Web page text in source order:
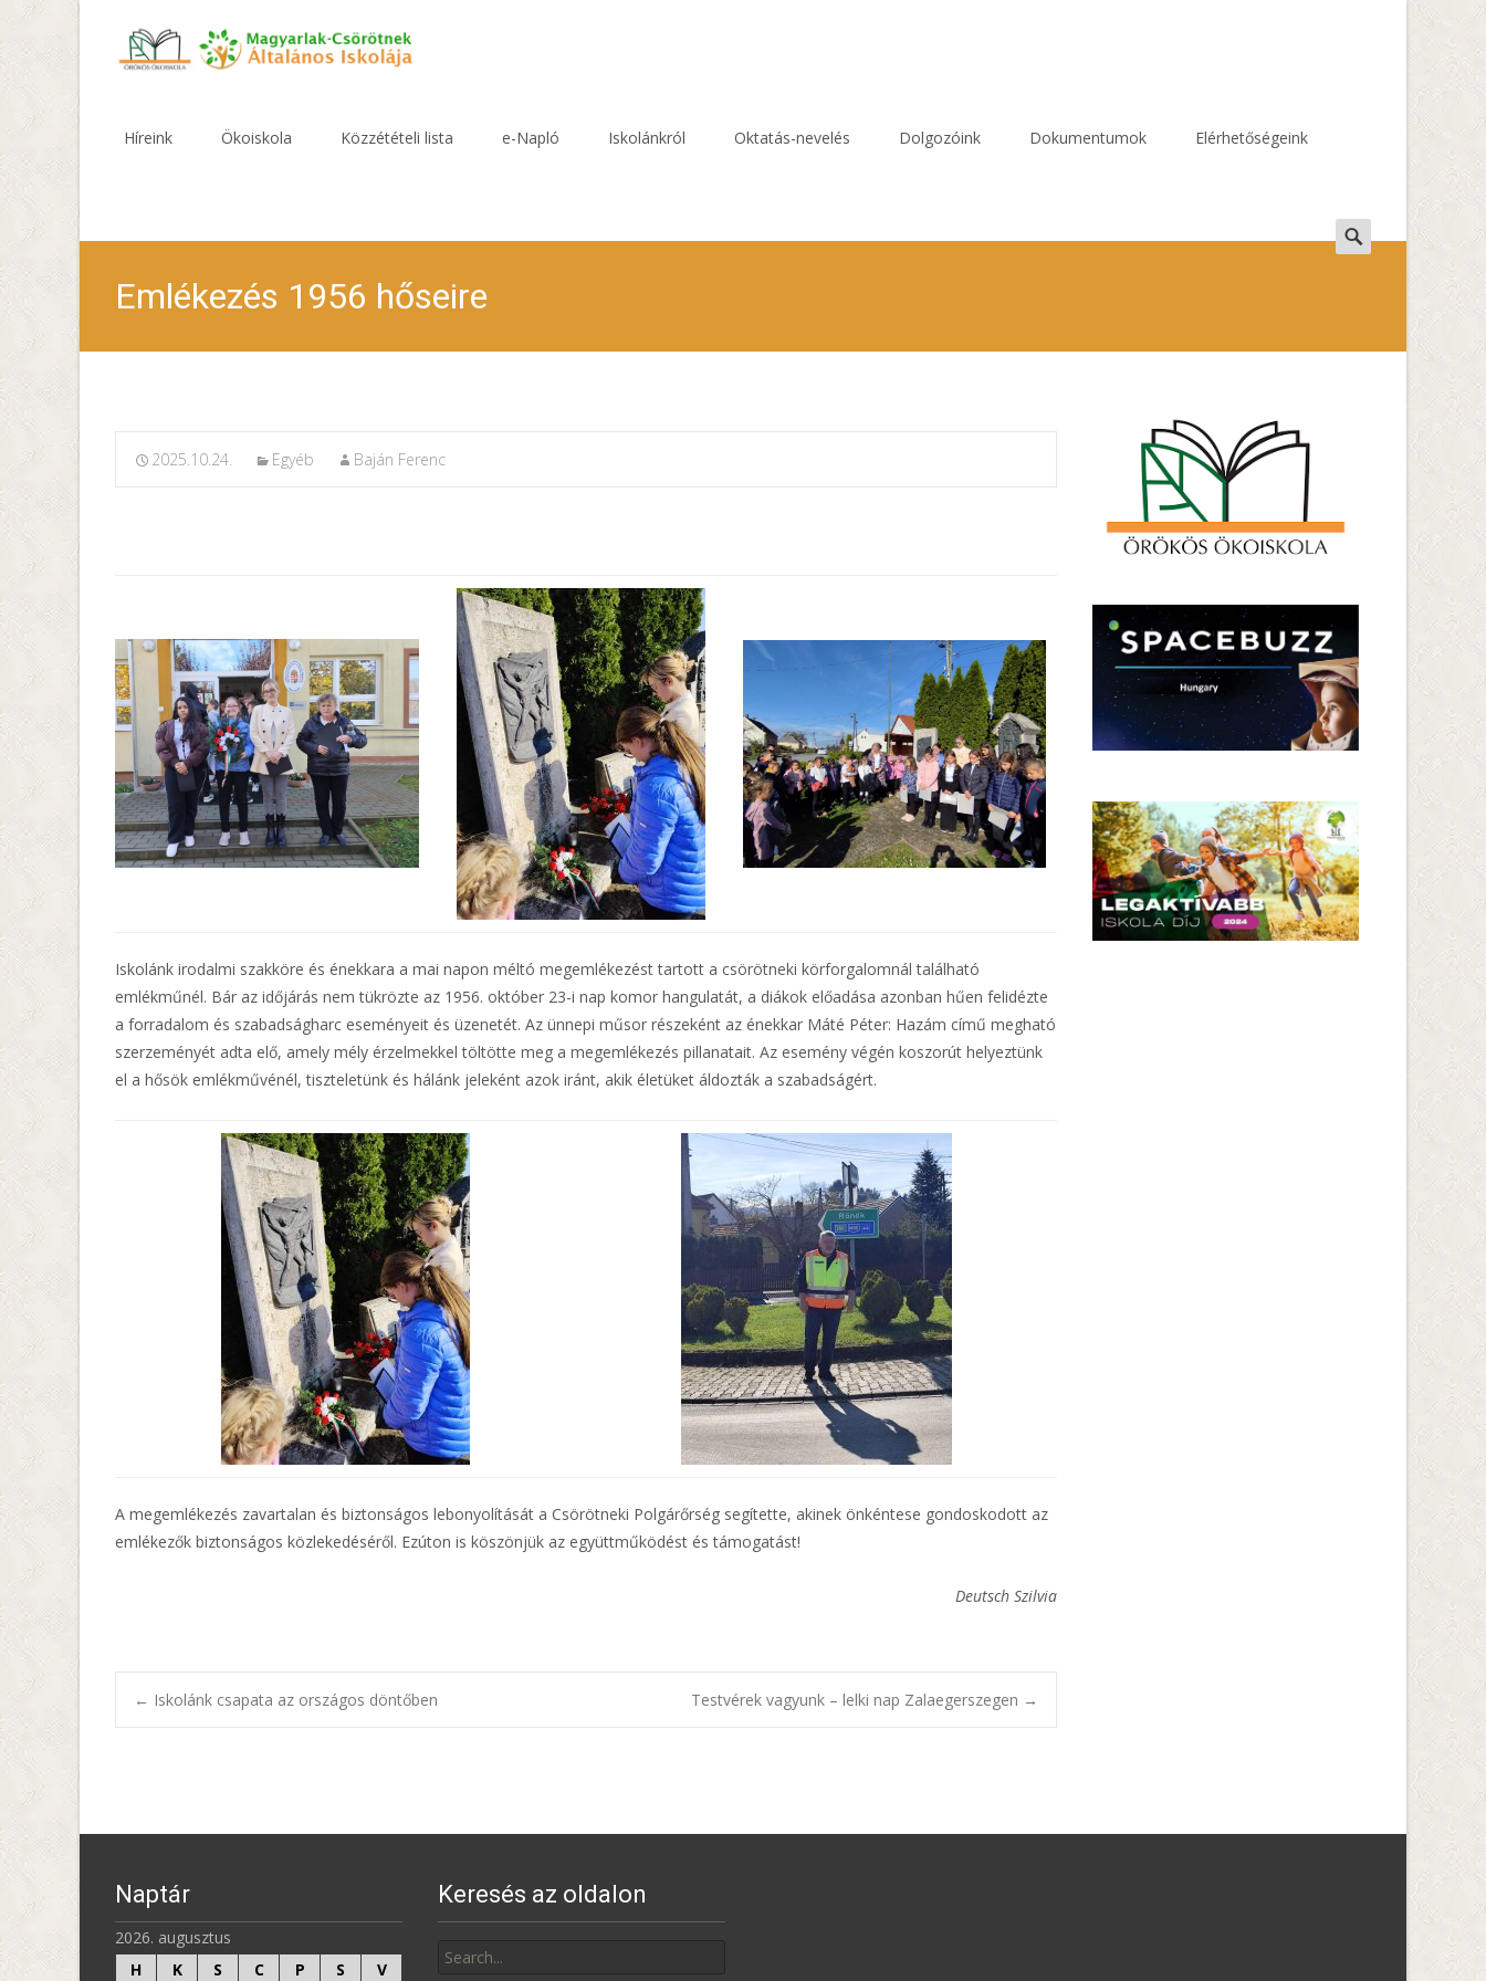
Híreink Ökoiskola Közzétételi lista e-Napló Iskolánkról Oktatás-nevelés Dolgozóink Dokumentumok Elérhetőségeink
Search
for:
Emlékezés 1956 hőseire
2025.10.24. Egyéb Baján Ferenc
Iskolánk irodalmi szakköre és énekkara a mai napon méltó megemlékezést tartott a csörötneki körforgalomnál található
emlékműnél. Bár az időjárás nem tükrözte az 1956. október 23-i nap komor hangulatát, a diákok előadása azonban hűen felidézte
a forradalom és szabadságharc eseményeit és üzenetét. Az ünnepi műsor részeként az énekkar Máté Péter: Hazám című megható
szerzeményét adta elő, amely mély érzelmekkel töltötte meg a megemlékezés pillanatait. Az esemény végén koszorút helyeztünk
el a hősök emlékművénél, tiszteletünk és hálánk jeleként azok iránt, akik életüket áldozták a szabadságért.
A megemlékezés zavartalan és biztonságos lebonyolítását a Csörötneki Polgárőrség segítette, akinek önkéntese gondoskodott az
emlékezők biztonságos közlekedéséről. Ezúton is köszönjük az együttműködést és támogatást!
Deutsch Szilvia
Post
← Iskolánk csapata az országos döntőben Testvérek vagyunk – lelki nap Zalaegerszegen →
Naptár
2026. augusztus
H
K S C P S V
Keresés az oldalon
for: